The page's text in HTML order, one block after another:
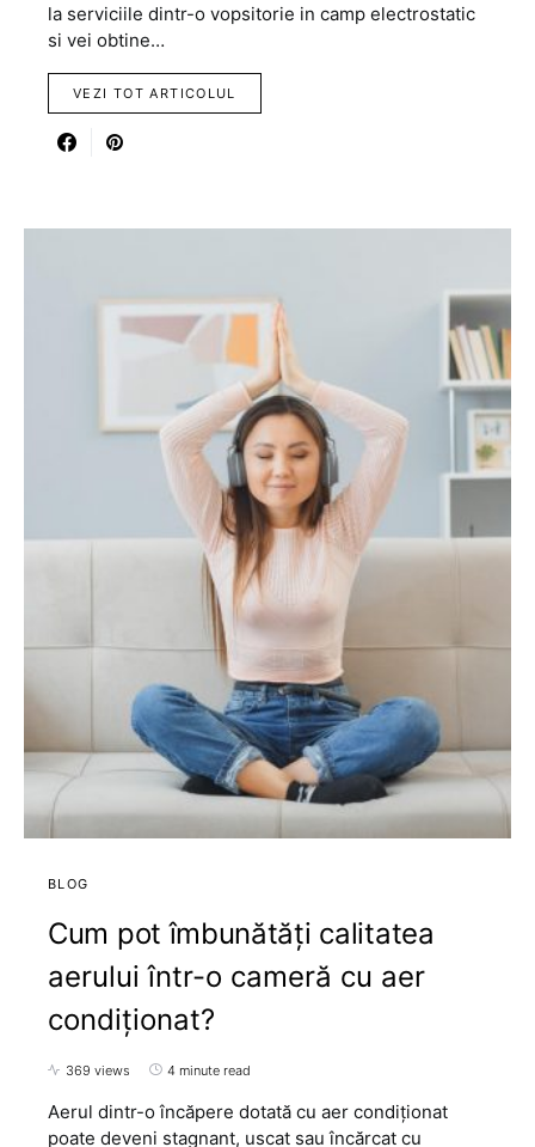
la serviciile dintr-o vopsitorie in camp electrostatic
si vei obtine…
VEZI TOT ARTICOLUL
BLOG
Cum pot îmbunătăți calitatea
aerului într-o cameră cu aer
condiționat?
369 views 4 minute read
Aerul dintr-o încăpere dotată cu aer condiționat
poate deveni stagnant, uscat sau încărcat cu